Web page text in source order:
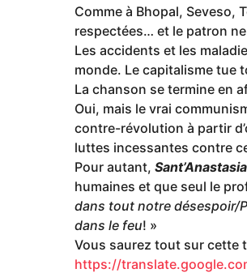
Comme à Bhopal, Seveso,
respectées… et le patron
Les accidents et les
monde. Le capitalisme tue
La chanson se termine en
Oui, mais le vrai
contre-révolution à partir
luttes incessantes contre
Pour autant, Sant’Anastasia
humaines et que seul le
dans tout notre désespoir/
dans le feu! »
Vous saurez tout sur cette
https://